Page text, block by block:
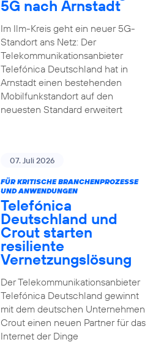
5G nach Arnstadt
Im Ilm-Kreis geht ein neuer 5G-
Standort ans Netz: Der
Telekommunikationsanbieter
Telefónica Deutschland hat in
Arnstadt einen bestehenden
Mobilfunkstandort auf den
neuesten Standard erweitert
07. Juli 2026
FÜR KRITISCHE BRANCHENPROZESSE
UND ANWENDUNGEN
Telefónica
Deutschland und
Crout starten
resiliente
Vernetzungslösung
Der Telekommunikationsanbieter
Telefónica Deutschland gewinnt
mit dem deutschen Unternehmen
Crout einen neuen Partner für das
Internet der Dinge